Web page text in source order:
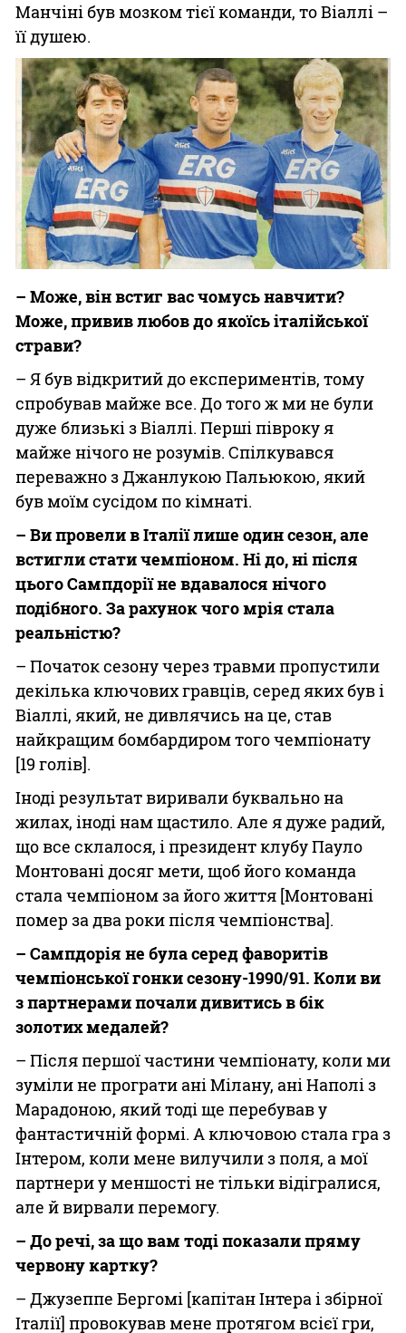
Манчіні був мозком тієї команди, то Віаллі –
її душею.
– Може, він встиг вас чомусь навчити?
Може, привив любов до якоїсь італійської
страви?
– Я був відкритий до експериментів, тому
спробував майже все. До того ж ми не були
дуже близькі з Віаллі. Перші півроку я
майже нічого не розумів. Спілкувався
переважно з Джанлукою Пальюкою, який
був моїм сусідом по кімнаті.
– Ви провели в Італії лише один сезон, але
встигли стати чемпіоном. Ні до, ні після
цього Сампдорії не вдавалося нічого
подібного. За рахунок чого мрія стала
реальністю?
– Початок сезону через травми пропустили
декілька ключових гравців, серед яких був і
Віаллі, який, не дивлячись на це, став
найкращим бомбардиром того чемпіонату
[19 голів].
Іноді результат виривали буквально на
жилах, іноді нам щастило. Але я дуже радий,
що все склалося, і президент клубу Пауло
Монтовані досяг мети, щоб його команда
стала чемпіоном за його життя [Монтовані
помер за два роки після чемпіонства].
– Сампдорія не була серед фаворитів
чемпіонської гонки сезону-1990/91. Коли ви
з партнерами почали дивитись в бік
золотих медалей?
– Після першої частини чемпіонату, коли ми
зуміли не програти ані Мілану, ані Наполі з
Марадоною, який тоді ще перебував у
фантастичній формі. А ключовою стала гра з
Інтером, коли мене вилучили з поля, а мої
партнери у меншості не тільки відігралися,
але й вирвали перемогу.
– До речі, за що вам тоді показали пряму
червону картку?
– Джузеппе Бергомі [капітан Інтера і збірної
Італії] провокував мене протягом всієї гри,